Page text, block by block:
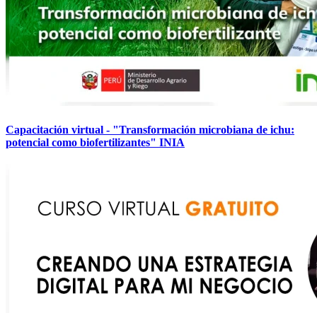
Capacitación virtual - "Transformación microbiana de ichu:
potencial como biofertilizantes" INIA